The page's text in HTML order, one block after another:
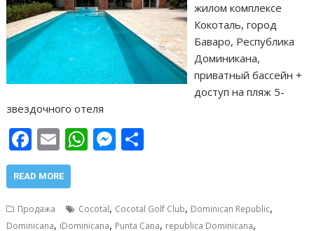
жилом комплексе
Кокоталь, город
Баваро, Республика
Доминикана,
приватный бассейн +
доступ на пляж 5-
звездочного отеля
F
ac
e
b
E
m
ai
W
s
M
e р
READ MORE
Продажа Cocotal, Cocotal Golf Club, Dominican Republic,
Dominicana, iDominicana, Punta Cana, republica Dominicana,